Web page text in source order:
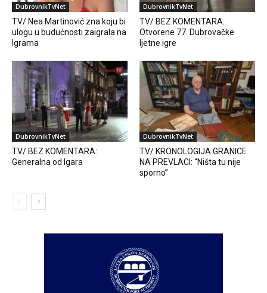
DubrovnikTvNet
TV/ Nea Martinović zna koju bi
ulogu u budućnosti zaigrala na
Igrama
DubrovnikTvNet
TV/ BEZ KOMENTARA:
Otvorene 77. Dubrovačke
ljetne igre
DubrovnikTvNet
TV/ BEZ KOMENTARA:
Generalna od Igara
DubrovnikTvNet
TV/ KRONOLOGIJA GRANICE
NA PREVLACI: “Ništa tu nije
sporno”